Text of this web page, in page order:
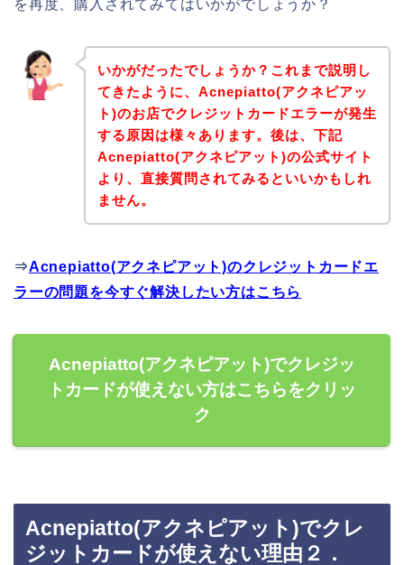
を再度、購入されてみてはいかがでしょうか？
いかがだったでしょうか？これまで説明し
てきたように、Acnepiatto(アクネピアッ
ト)のお店でクレジットカードエラーが発生
する原因は様々あります。後は、下記
Acnepiatto(アクネピアット)の公式サイト
より、直接質問されてみるといいかもしれ
ません。
⇒Acnepiatto(アクネピアット)のクレジットカードエ
ラーの問題を今すぐ解決したい方はこちら
Acnepiatto(アクネピアット)でクレジッ
トカードが使えない方はこちらをクリッ
ク
Acnepiatto(アクネピアット)でクレ
ジットカードが使えない理由２．